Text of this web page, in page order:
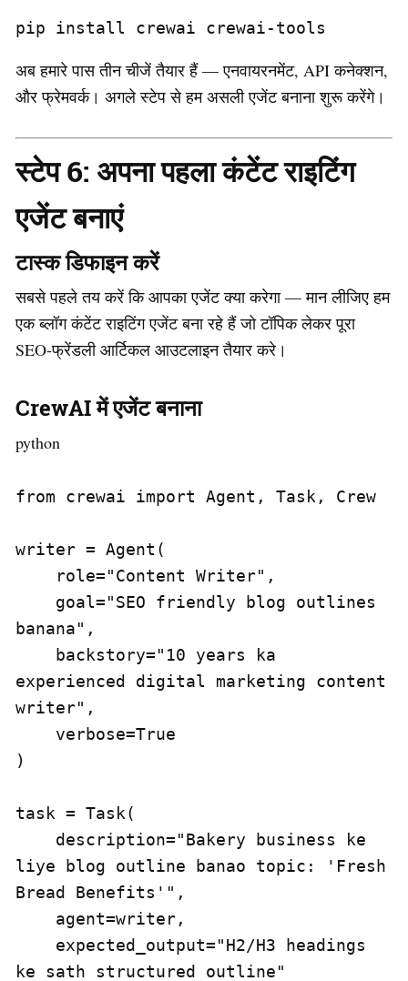
pip install crewai crewai-tools
अब हमारे पास तीन चीजें तैयार हैं — एनवायरनमेंट, API कनेक्शन,
और फ्रेमवर्क। अगले स्टेप से हम असली एजेंट बनाना शुरू करेंगे।
स्टेप 6: अपना पहला कंटेंट राइटिंग
एजेंट बनाएं
टास्क डिफाइन करें
सबसे पहले तय करें कि आपका एजेंट क्या करेगा — मान लीजिए हम
एक ब्लॉग कंटेंट राइटिंग एजेंट बना रहे हैं जो टॉपिक लेकर पूरा
SEO-फ्रेंडली आर्टिकल आउटलाइन तैयार करे।
CrewAI में एजेंट बनाना
python
from crewai import Agent, Task, Crew
writer = Agent(
banana",
experienced digital marketing content
writer",
)
task = Task(
liye blog outline banao topic: 'Fresh
Bread Benefits'",
ke sath structured outline"